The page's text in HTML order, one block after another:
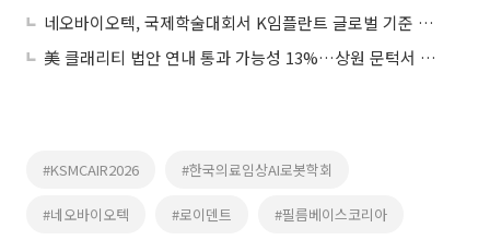
네오바이오텍, 국제학술대회서 K임플란트 글로벌 기준 제시
美 클래리티 법안 연내 통과 가능성 13%…상원 문턱서 제동
#KSMCAIR2026 #한국의료임상AI로봇학회
#네오바이오텍 #로이덴트 #필름베이스코리아